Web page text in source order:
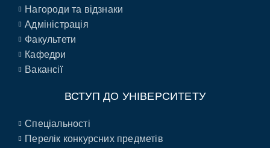
Нагороди та відзнаки
Адміністрація
Факультети
Кафедри
Вакансії
ВСТУП ДО УНІВЕРСИТЕТУ
Спеціальності
Перелік конкурсних предметів